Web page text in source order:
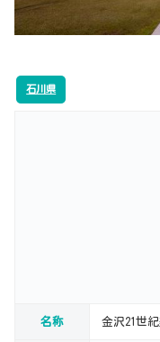
石川県
名称 金沢21世